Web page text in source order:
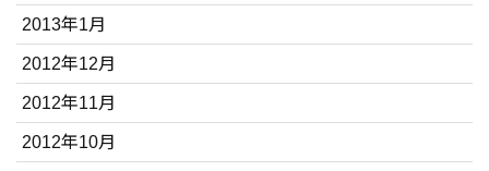
2013年1月
2012年12月
2012年11月
2012年10月